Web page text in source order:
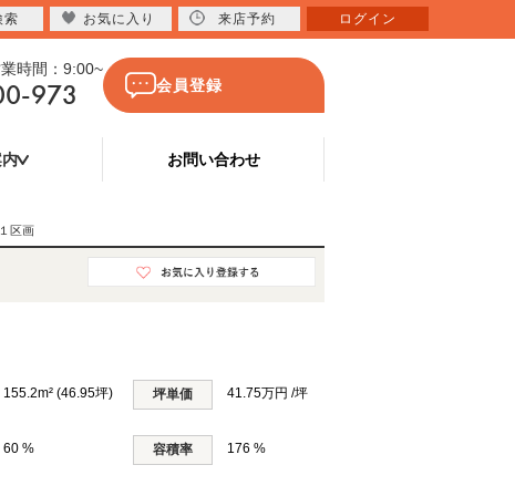
時間：9:00~
973 会員登録
お問い合わせ
区画
155.2m² (46.95坪) 坪単価 41.75万円 /坪
60 % 容積率 176 %
索 お気に入り 来店予約 ログイン